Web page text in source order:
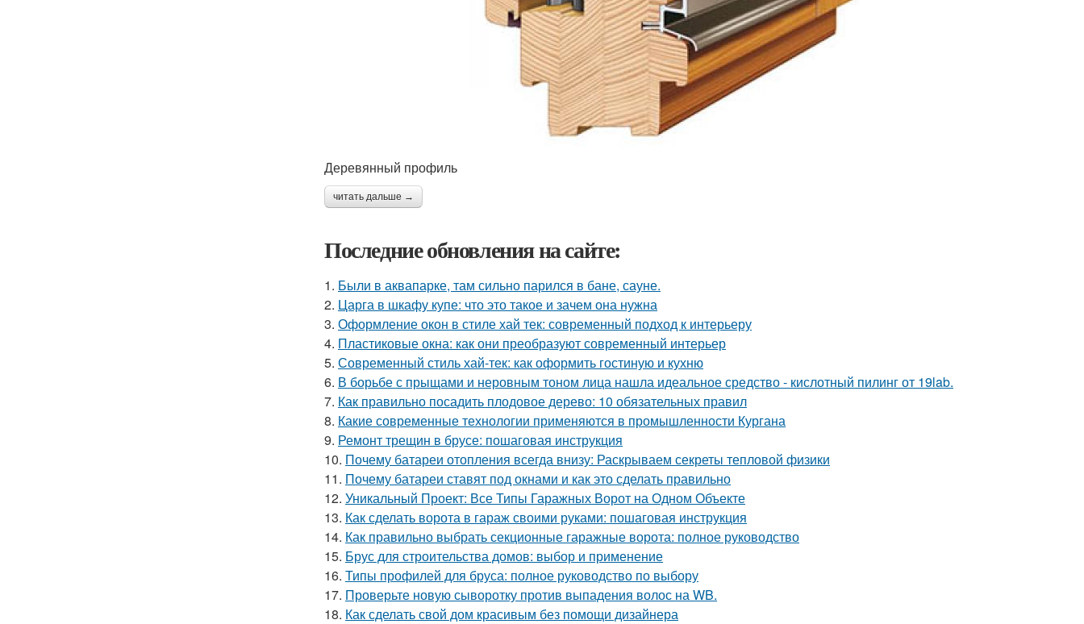
Деревянный профиль
читать дальше →
Последние обновления на сайте:
1. Были в аквапарке, там сильно парился в бане, сауне.
2. Царга в шкафу купе: что это такое и зачем она нужна
3. Оформление окон в стиле хай тек: современный подход к интерьеру
4. Пластиковые окна: как они преобразуют современный интерьер
5. Современный стиль хай-тек: как оформить гостиную и кухню
6. В борьбе с прыщами и неровным тоном лица нашла идеальное средство - кислотный пилинг от 19lab.
7. Как правильно посадить плодовое дерево: 10 обязательных правил
8. Какие современные технологии применяются в промышленности Кургана
9. Ремонт трещин в брусе: пошаговая инструкция
10. Почему батареи отопления всегда внизу: Раскрываем секреты тепловой физики
11. Почему батареи ставят под окнами и как это сделать правильно
12. Уникальный Проект: Все Типы Гаражных Ворот на Одном Объекте
13. Как сделать ворота в гараж своими руками: пошаговая инструкция
14. Как правильно выбрать секционные гаражные ворота: полное руководство
15. Брус для строительства домов: выбор и применение
16. Типы профилей для бруса: полное руководство по выбору
17. Проверьте новую сыворотку против выпадения волос на WB.
18. Как сделать свой дом красивым без помощи дизайнера